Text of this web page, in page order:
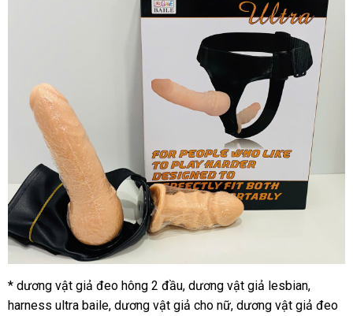
* dương vật giả đeo hông 2 đầu, dương vật giả lesbian,
harness ultra baile, dương vật giả cho nữ, dương vật giả đeo